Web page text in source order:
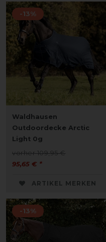
-13%
Waldhausen
Outdoordecke Arctic
Light 0g
vorher 109,95 €
95,65 € *
ARTIKEL MERKEN
-13%